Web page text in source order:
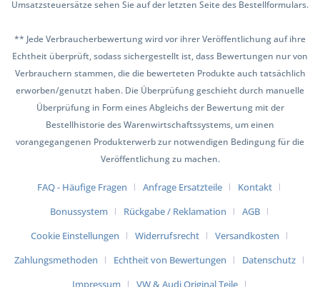
Umsatzsteuersätze sehen Sie auf der letzten Seite des Bestellformulars.
** Jede Verbraucherbewertung wird vor ihrer Veröffentlichung auf ihre
Echtheit überprüft, sodass sichergestellt ist, dass Bewertungen nur von
Verbrauchern stammen, die die bewerteten Produkte auch tatsächlich
erworben/genutzt haben. Die Überprüfung geschieht durch manuelle
Überprüfung in Form eines Abgleichs der Bewertung mit der
Bestellhistorie des Warenwirtschaftssystems, um einen
vorangegangenen Produkterwerb zur notwendigen Bedingung für die
Veröffentlichung zu machen.
FAQ - Häufige Fragen Anfrage Ersatzteile
Kontakt
Bonussystem
Rückgabe / Reklamation
AGB
Cookie Einstellungen
Widerrufsrecht
Versandkosten
Zahlungsmethoden
Echtheit von Bewertungen
Datenschutz
Impressum
VW & Audi Original Teile